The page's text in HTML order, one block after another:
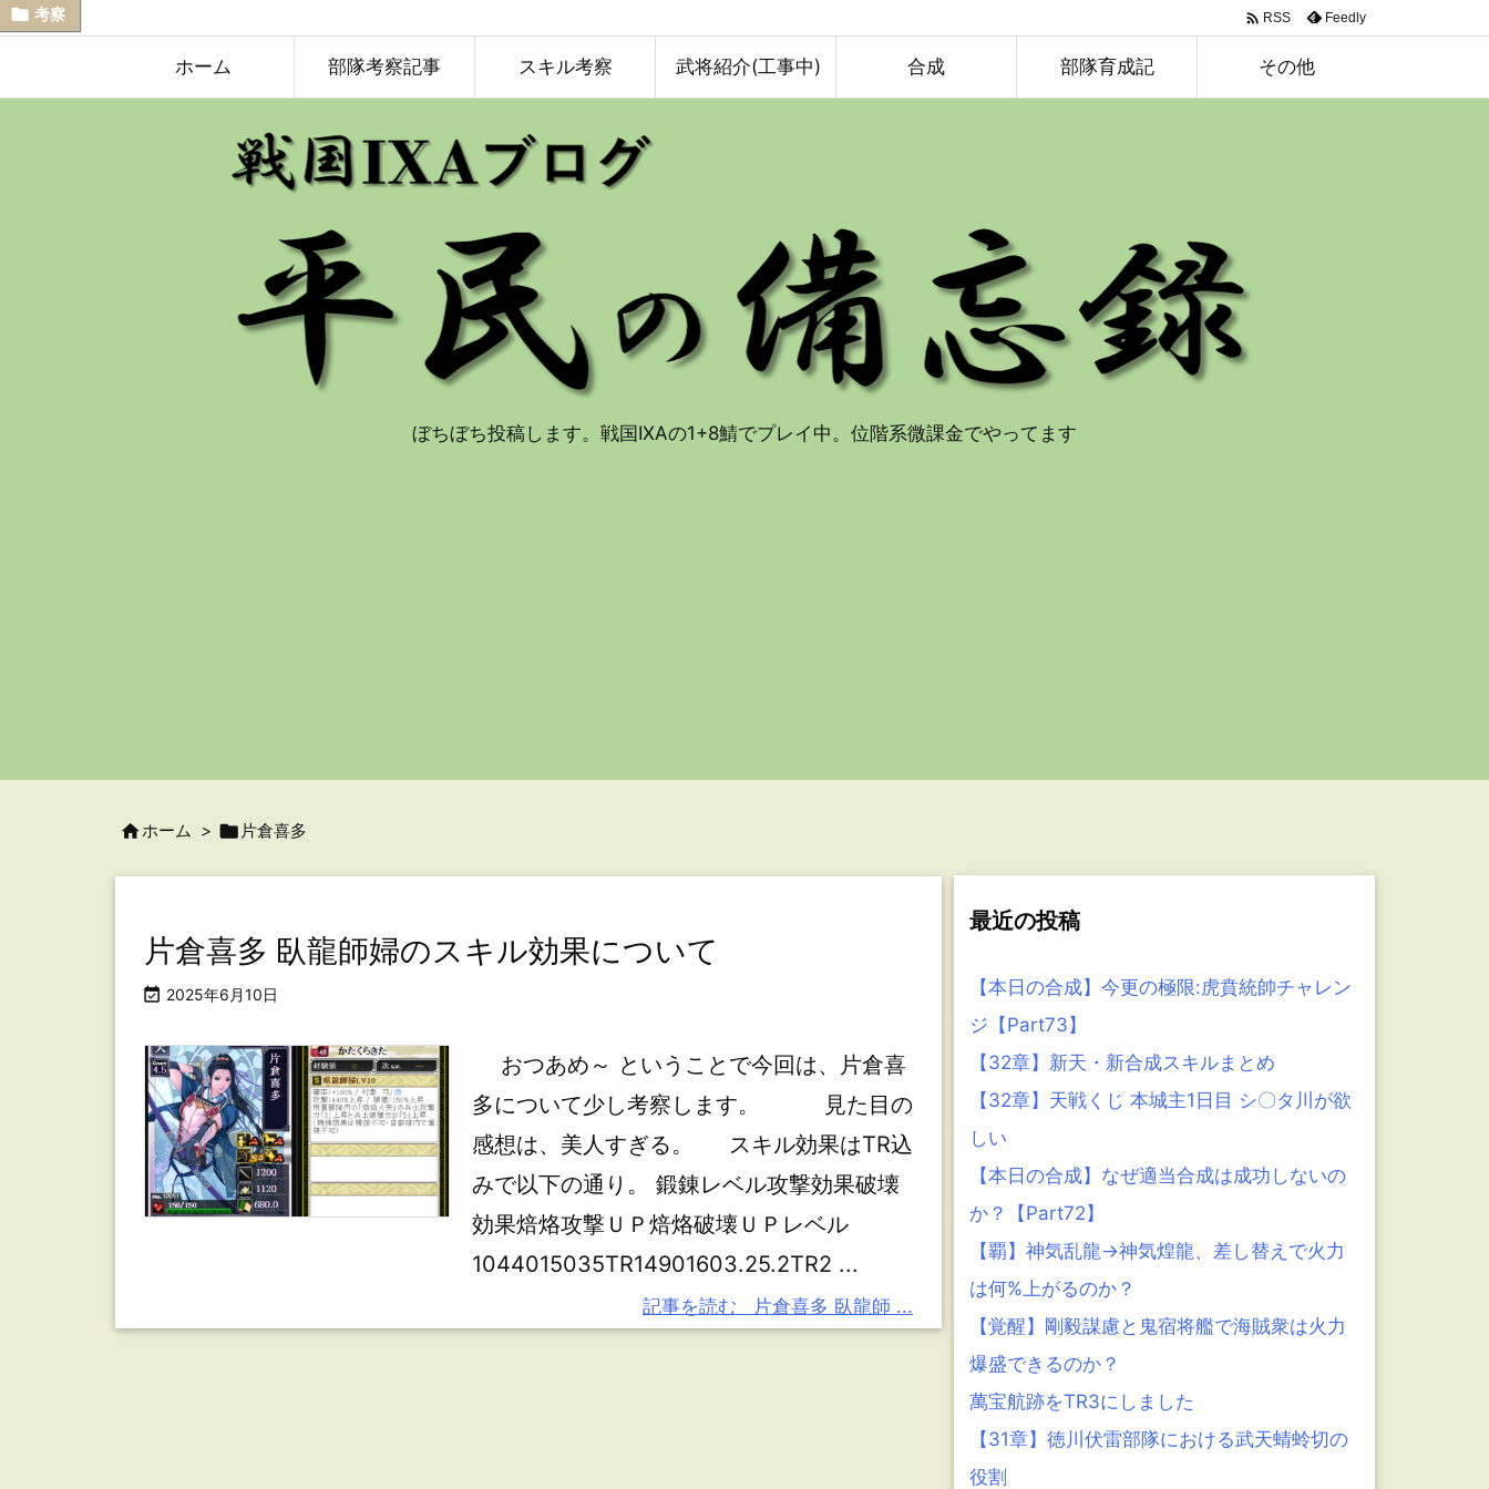
ホーム 部隊考察記事 スキル考察 武将紹介(工事中) 合成 部隊育成記 その他
 RSS Feedly
ぼちぼち投稿します。戦国IXAの1+8鯖でプレイ中。位階系微課金でやってます
ホーム >  片倉喜多
片倉喜多 臥龍師婦のスキル効果について
 2025年6月10日
 考察
おつあめ～ ということで今回は、片倉喜
多について少し考察します。 見た目の
感想は、美人すぎる。 スキル効果はTR込
みで以下の通り。 鍛錬レベル攻撃効果破壊
効果焙烙攻撃ＵＰ焙烙破壊ＵＰレベル
1044015035TR14901603.25.2TR2 ...
記事を読む 片倉喜多 臥龍師 ...
最近の投稿
【本日の合成】今更の極限:虎賁統帥チャレン
ジ【Part73】
【32章】新天・新合成スキルまとめ
【32章】天戦くじ 本城主1日目 シ〇タ川が欲
しい
【本日の合成】なぜ適当合成は成功しないの
か？【Part72】
【覇】神気乱龍→神気煌龍、差し替えで火力
は何%上がるのか？
【覚醒】剛毅謀慮と鬼宿将艦で海賊衆は火力
爆盛できるのか？
萬宝航跡をTR3にしました
【31章】徳川伏雷部隊における武天蜻蛉切の
役割